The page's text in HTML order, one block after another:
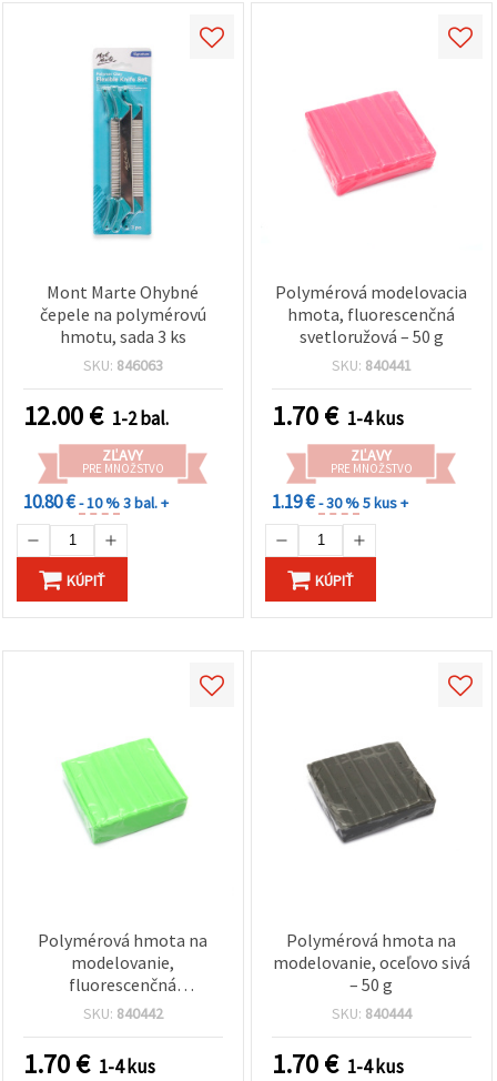
Mont Marte Ohybné
čepele na polymérovú
hmotu, sada 3 ks
SKU: 846063
12.00€ 1-2 bal.
ZĽAVY
PRE MNOŽSTVO
10.80 €- 10 %3 bal. +
KÚPIŤ
Polymérová modelovacia
hmota, fluorescenčná
svetloružová – 50 g
SKU: 840441
1.70€ 1-4 kus
ZĽAVY
PRE MNOŽSTVO
1.19 €- 30 %5 kus +
KÚPIŤ
Polymérová hmota na
modelovanie,
fluorescenčná
svetlozelená – 50 g
SKU: 840442
1.70€ 1-4 kus
Polymérová hmota na
modelovanie, oceľovo sivá
– 50 g
SKU: 840444
1.70€ 1-4 kus